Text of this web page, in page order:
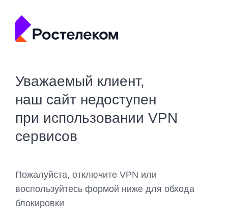
Уважаемый клиент,
наш сайт недоступен
при использовании VPN
сервисов
Пожалуйста, отключите VPN или
воспользуйтесь формой ниже для обхода
блокировки